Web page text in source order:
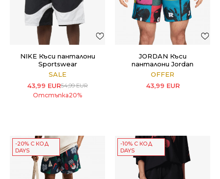
NIKE Къси панталони
Sportswear
SALE
43,99 EUR54,99EUR
Отстъпка20%
JORDAN Къси
панталони Jordan
Brooklyn Mesh
OFFER
43,99 EUR
-20% С КОД
DAYS
-10% С КОД
DAYS